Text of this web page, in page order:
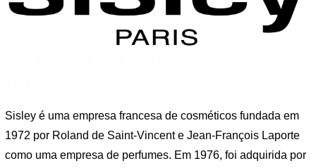
Sisley é uma empresa francesa de cosméticos fundada em
1972 por Roland de Saint-Vincent e Jean-François Laporte
como uma empresa de perfumes. Em 1976, foi adquirida por